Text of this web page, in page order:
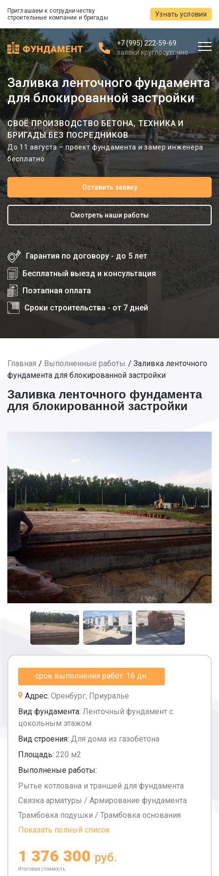
Приглашаем к сотрудничеству
строительные компании и бригады
Узнать условия
+7 (995) 222-59-69
заявки круглосуточно
Заливка ленточного фундамента
для блокированной застройки
СВОЁ ПРОИЗВОДСТВО БЕТОНА, ТЕХНИКА И
БРИГАДЫ БЕЗ ПОСРЕДНИКОВ
До 11 августа – проект фундамента и замер инженера
бесплатно
Оставить заявку
Смотреть наши работы
Гарантия по договору - до 5 лет
Бесплатный выезд и консультация
Поэтапная оплата
Сроки строительства - от 7 дней
Главная Выполненные работы
Заливка ленточного
фундамента для блокированной застройки
Заливка ленточного фундамента
для блокированной застройки
срок выполнения работ: 16 дн.
Адрес: Оренбург, Приуралье
Вид фундамента: Ленточный фундамент с
цокольным этажом
Вид строения: Для дома из газобетона
Площадь: 220 м2
Выполненые работы:
Рытье котлована и траншей для фундамента
Связка арматуры / Армирование фундамента
Трамбовка подушки / Трамбовка основания
Показать полный список
1 376 300 руб.
Итоговая стоимость